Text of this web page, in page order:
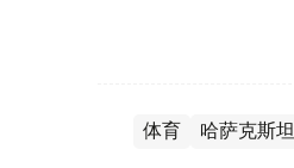
体育 哈萨克斯坦